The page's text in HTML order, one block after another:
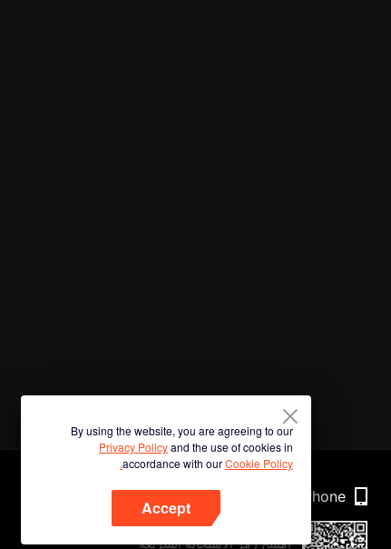
By using the website, you are agreeing to our
Privacy Policyand the use of cookies in
accordance with ourCookie Policy.
Accept
Phone
امسح رمز الاستجابة السريعة